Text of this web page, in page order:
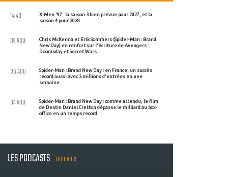
X-Men '97 : la saison 3 bien prévue pour 2027, et la
saison 4 pour 2028
14:40
Chris McKenna et Erik Sommers (Spider-Man : Brand
New Day) en renfort sur l'écriture de Avengers :
Doomsday et Secret Wars
06 AOU
Spider-Man : Brand New Day : en France, un succès
record aussi avec 3 millions d'entrées en une
semaine
05 AOU
Spider-Man : Brand New Day : comme attendu, le film
de Destin Daniel Cretton dépasse le milliard au box-
office en un temps record
04 AOU
LES PODCASTS TOUT VOIR